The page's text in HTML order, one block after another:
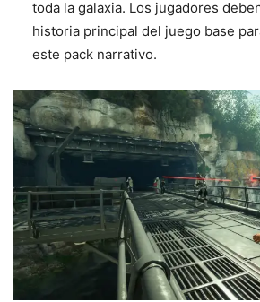
toda la galaxia. Los jugadores
historia principal del juego base
este pack narrativo.